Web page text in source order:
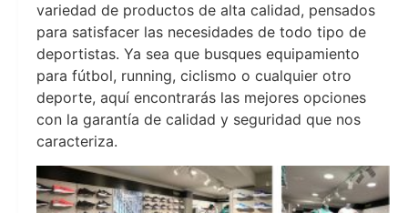
variedad de productos de alta calidad, pensados
para satisfacer las necesidades de todo tipo de
deportistas. Ya sea que busques equipamiento
para fútbol, running, ciclismo o cualquier otro
deporte, aquí encontrarás las mejores opciones
con la garantía de calidad y seguridad que nos
caracteriza.